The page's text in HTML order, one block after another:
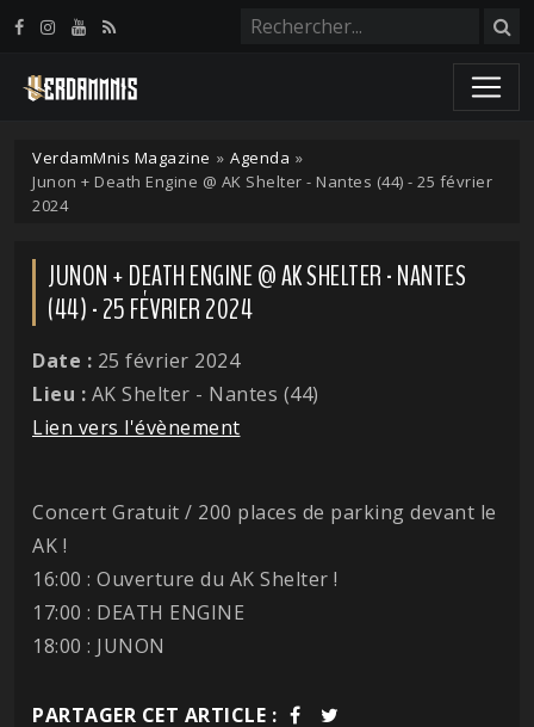
VerdamMnis Magazine » Agenda »
Junon + Death Engine @ AK Shelter - Nantes (44) - 25 février
2024
JUNON + DEATH ENGINE @ AK SHELTER - NANTES
(44) - 25 FÉVRIER 2024
Date : 25 février 2024
Lieu : AK Shelter - Nantes (44)
Lien vers l'évènement
Concert Gratuit / 200 places de parking devant le
AK !
16:00 : Ouverture du AK Shelter !
17:00 : DEATH ENGINE
18:00 : JUNON
PARTAGER CET ARTICLE :
Panneau de gestion des cookies